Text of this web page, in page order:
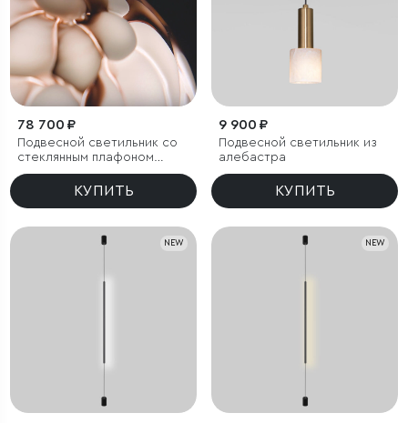
78 700 ₽
Подвесной светильник со
стеклянным плафоном
ручной работы
КУПИТЬ
9 900 ₽
Подвесной светильник из
алебастра
КУПИТЬ
NEW NEW